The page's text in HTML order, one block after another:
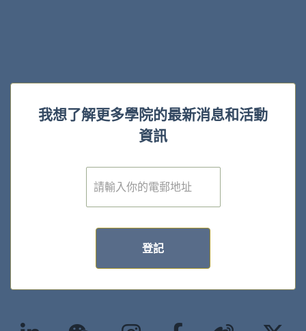
我想了解更多學院的最新消息和活動
資訊
電
子
登記